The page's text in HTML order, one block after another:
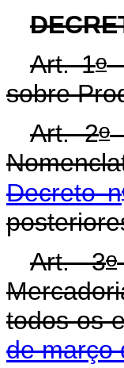
Art. 1o
sobre
Art. 2o
Decreto n
Art. 3o
todos os
de março